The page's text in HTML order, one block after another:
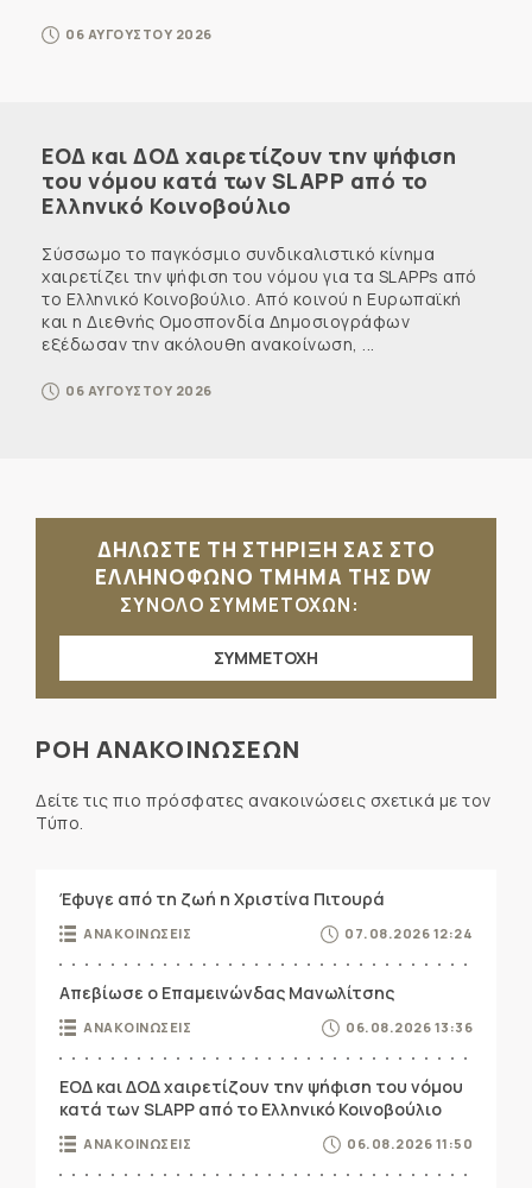
06 ΑΥΓΟΥΣΤΟΥ 2026
ΕΟΔ και ΔΟΔ χαιρετίζουν την ψήφιση
του νόμου κατά των SLAPP από το
Ελληνικό Κοινοβούλιο
Σύσσωμο το παγκόσμιο συνδικαλιστικό κίνημα
χαιρετίζει την ψήφιση του νόμου για τα SLAPPs από
το Ελληνικό Κοινοβούλιο. Από κοινού η Ευρωπαϊκή
και η Διεθνής Ομοσπονδία Δημοσιογράφων
εξέδωσαν την ακόλουθη ανακοίνωση, ...
06 ΑΥΓΟΥΣΤΟΥ 2026
ΔΗΛΩΣΤΕ ΤΗ ΣΤΗΡΙΞΗ ΣΑΣ ΣΤΟ
ΕΛΛΗΝΟΦΩΝΟ ΤΜΗΜΑ ΤΗΣ DW
ΣΥΝΟΛΟ ΣΥΜΜΕΤΟΧΩΝ:
ΣΥΜΜΕΤΟΧΗ
ΡΟΗ ΑΝΑΚΟΙΝΩΣΕΩΝ
Δείτε τις πιο πρόσφατες ανακοινώσεις σχετικά με τον
Τύπο.
Έφυγε από τη ζωή η Χριστίνα Πιτουρά
ΑΝΑΚΟΙΝΩΣΕΙΣ 07.08.2026 12:24
Απεβίωσε ο Επαμεινώνδας Μανωλίτσης
ΑΝΑΚΟΙΝΩΣΕΙΣ 06.08.2026 13:36
ΕΟΔ και ΔΟΔ χαιρετίζουν την ψήφιση του νόμου
κατά των SLAPP από το Ελληνικό Κοινοβούλιο
ΑΝΑΚΟΙΝΩΣΕΙΣ 06.08.2026 11:50